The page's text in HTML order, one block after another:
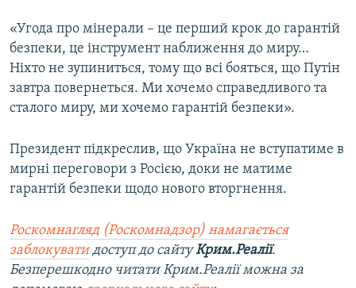
«Угода про мінерали – це перший крок до гарантій
безпеки, це інструмент наближення до миру…
Ніхто не зупиниться, тому що всі бояться, що Путін
завтра повернеться. Ми хочемо справедливого та
сталого миру, ми хочемо гарантій безпеки».
Президент підкреслив, що Україна не вступатиме в
мирні переговори з Росією, доки не матиме
гарантій безпеки щодо нового вторгнення.
Роскомнагляд (Роскомнадзор) намагається
заблокуватидоступ до сайтуКрим.Реалії.
Безперешкодно читати Крим.Реалії можна за